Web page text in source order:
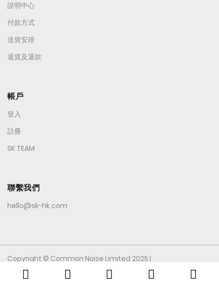
說明中心
付款方式
送貨安排
退貨及退款
帳戶
登入
註冊
SK TEAM
聯繫我們
hello@sk-hk.com
Copyright © Common Noise Limited 2025 |